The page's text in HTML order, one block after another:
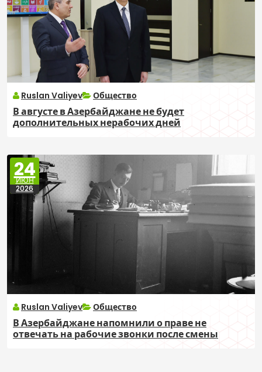
Ruslan Valiyev Общество
В августе в Азербайджане не будет
дополнительных нерабочих дней
24
ИЮН
2026
Ruslan Valiyev Общество
В Азербайджане напомнили о праве не
отвечать на рабочие звонки после смены